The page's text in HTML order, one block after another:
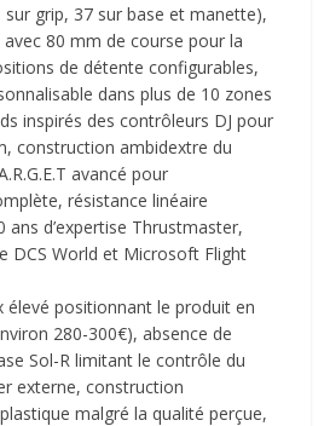
grip, 37 sur base et manette),
avec 80 mm de course pour la
de détente configurables,
dans plus de 10 zones
inspirés des contrôleurs DJ pour
construction ambidextre du
avancé pour
résistance linéaire
ans d’expertise Thrustmaster,
DCS World et Microsoft Flight
élevé positionnant le produit en
280-300€), absence de
Sol-R limitant le contrôle du
externe, construction
malgré la qualité perçue,